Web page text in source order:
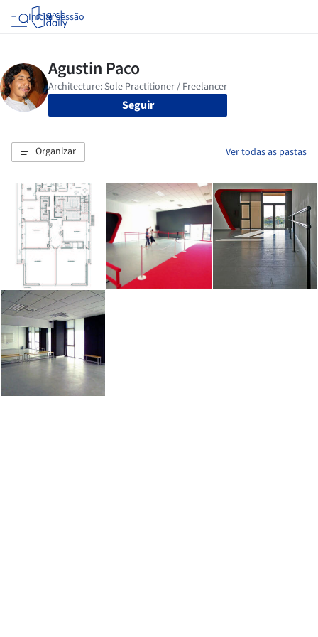
Iniciar sessão
Seguir
Organizar Ver todas as pastas